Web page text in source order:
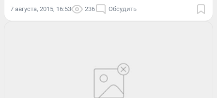
7 августа, 2015, 16:53 236 Обсудить